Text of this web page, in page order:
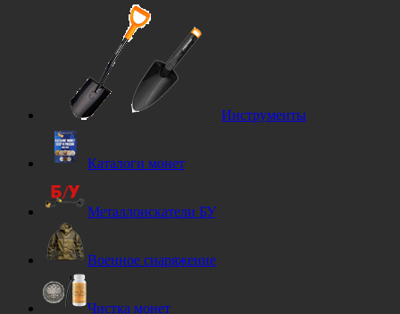
Инструменты
Каталоги монет
Металлоискатели БУ
Военное снаряжение
Чистка монет